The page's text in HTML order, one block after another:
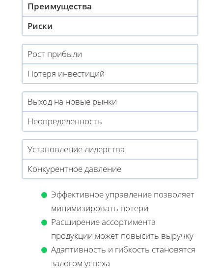
Преимущества
Риски
Рост прибыли
Потеря инвестиций
Выход на новые рынки
Неопределённость
Установление лидерства
Конкурентное давление
Эффективное управление позволяет
минимизировать потери
Расширение ассортимента
продукции может повысить выручку
Адаптивность и гибкость становятся
залогом успеха